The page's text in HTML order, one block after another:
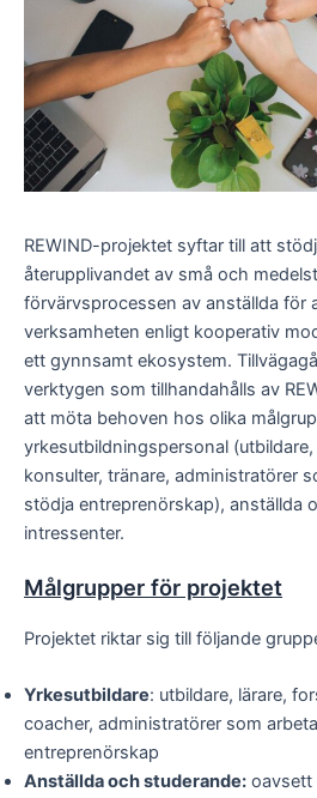
REWIND-projektet syftar till att
återupplivandet av små och
förvärvsprocessen av anställda för
verksamheten enligt kooperativ
ett gynnsamt ekosystem.
verktygen som tillhandahålls av
att möta behoven hos olika
yrkesutbildningspersonal (utbildare,
konsulter, tränare, administratörer
stödja entreprenörskap), anställda
intressenter.
Målgrupper för projektet
Projektet riktar sig till följande
Yrkesutbildare: utbildare, lärare,
coacher, administratörer som
entreprenörskap
Anställda och studerande: oavsett